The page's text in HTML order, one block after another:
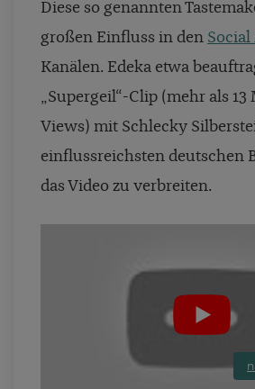
Diese so genannten
großen Einfluss in den Social
Kanälen. Edeka etwa
„Supergeil“-Clip (mehr als
Views) mit Schlecky
einflussreichsten deutschen
das Video zu verbreiten.